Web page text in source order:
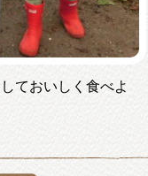
ておいしく食べよ